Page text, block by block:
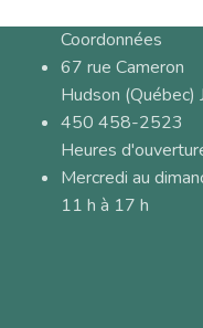
Coordonnées
67 rue Cameron
Hudson (Québec)
450 458-2523
Heures
Mercredi au
11 h à 17 h